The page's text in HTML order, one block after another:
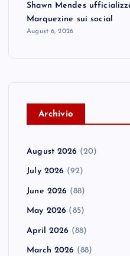
Shawn Mendes
Marquezine sui social
August 6, 2026
Archivio
August 2026 (20)
July 2026 (92)
June 2026 (88)
May 2026 (85)
April 2026 (88)
March 2026 (88)